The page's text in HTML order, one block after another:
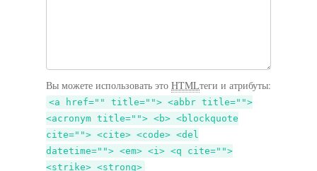
Вы можете использовать это HTMLтеги и атрибуты:
<a href="" title=""> <abbr title="">
<acronym title=""> <b> <blockquote
cite=""> <cite> <code> <del
datetime=""> <em> <i> <q cite="">
<strike> <strong>